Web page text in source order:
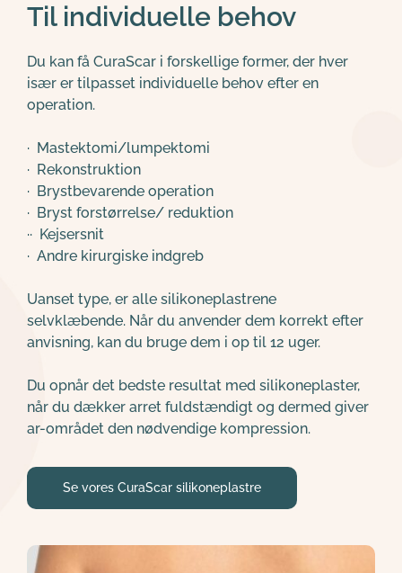
Til individuelle behov
Du kan få CuraScar i forskellige former, der hver
især er tilpasset individuelle behov efter en
operation.
·  Mastektomi/lumpektomi
· Rekonstruktion
· Brystbevarende operation
· Bryst forstørrelse/ reduktion
·· Kejsersnit
· Andre kirurgiske indgreb
Uanset type, er alle silikoneplastrene
selvklæbende. Når du anvender dem korrekt efter
anvisning, kan du bruge dem i op til 12 uger.
Du opnår det bedste resultat med silikoneplaster,
når du dækker arret fuldstændigt og dermed giver
ar-området den nødvendige kompression.
Se vores CuraScar silikoneplastre